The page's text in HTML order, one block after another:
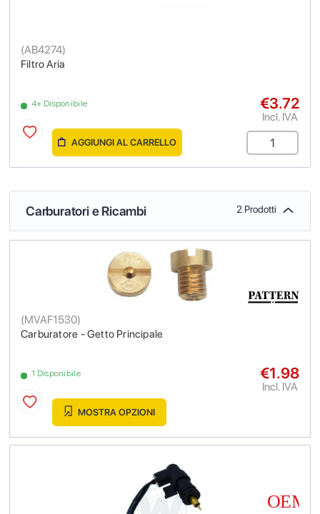
Filtro Aria
(AB4274)
4+ Disponibile €3.72
Incl. IVA
AGGIUNGI AL CARRELLO
Carburatori e Ricambi 2 Prodotti
Carburatore - Getto Principale
(MVAF1530)
1 Disponibile €1.98
Incl. IVA
MOSTRA OPZIONI